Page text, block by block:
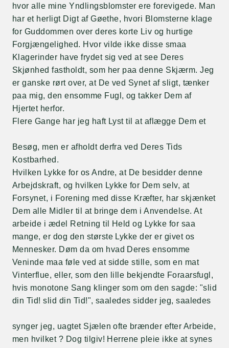
hvor alle mine Yndlingsblomster ere forevigede. Man
har et herligt Digt af Gøethe, hvori Blomsterne klage
for Guddommen over deres korte Liv og hurtige
Forgjængelighed. Hvor vilde ikke disse smaa
Klagerinder have frydet sig ved at see Deres
Skjønhed fastholdt, som her paa denne Skjærm. Jeg
er ganske rørt over, at De ved Synet af sligt, tænker
paa mig, den ensomme Fugl, og takker Dem af
Hjertet herfor.
Flere Gange har jeg haft Lyst til at aflægge Dem et
Besøg, men er afholdt derfra ved Deres Tids
Kostbarhed.
Hvilken Lykke for os Andre, at De besidder denne
Arbejdskraft, og hvilken Lykke for Dem selv, at
Forsynet, i Forening med disse Kræfter, har skjænket
Dem alle Midler til at bringe dem i Anvendelse. At
arbeide i ædel Retning til Held og Lykke for saa
mange, er dog den største Lykke der er givet os
Mennesker. Døm da om hvad Deres ensomme
Veninde maa føle ved at sidde stille, som en mat
Vinterflue, eller, som den lille bekjendte Foraarsfugl,
hvis monotone Sang klinger som om den sagde: "slid
din Tid! slid din Tid!", saaledes sidder jeg, saaledes
synger jeg, uagtet Sjælen ofte brænder efter Arbeide,
men hvilket ? Dog tilgiv! Herrene pleie ikke at synes